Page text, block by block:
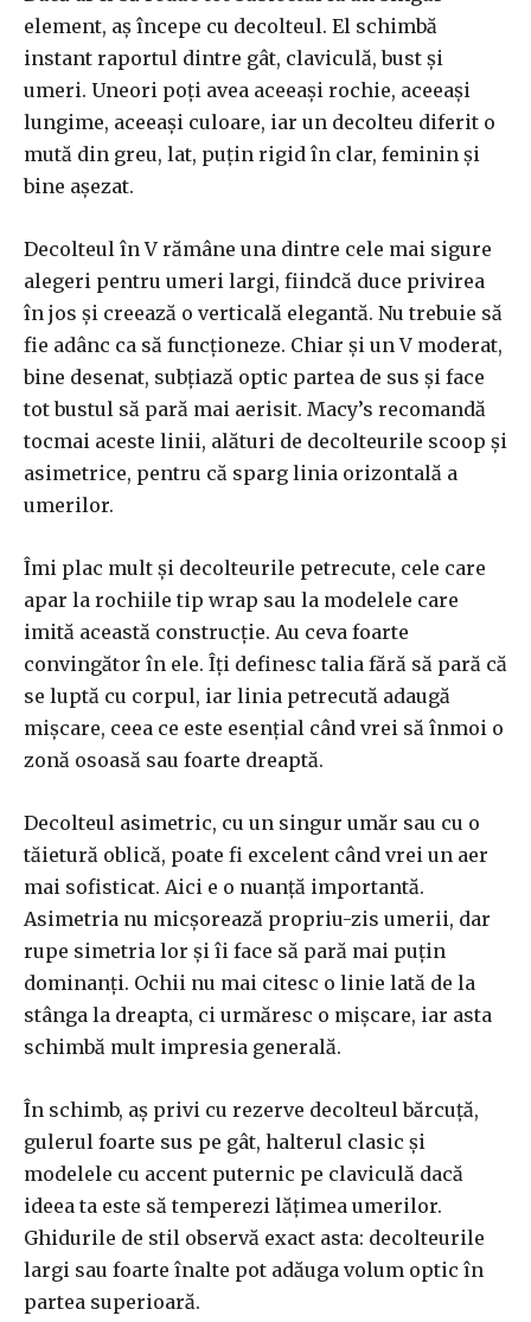
element, aș începe cu decolteul. El schimbă
instant raportul dintre gât, claviculă, bust și
umeri. Uneori poți avea aceeași rochie, aceeași
lungime, aceeași culoare, iar un decolteu diferit o
mută din greu, lat, puțin rigid în clar, feminin și
bine așezat.
Decolteul în V rămâne una dintre cele mai sigure
alegeri pentru umeri largi, fiindcă duce privirea
în jos și creează o verticală elegantă. Nu trebuie să
fie adânc ca să funcționeze. Chiar și un V moderat,
bine desenat, subțiază optic partea de sus și face
tot bustul să pară mai aerisit. Macy’s recomandă
tocmai aceste linii, alături de decolteurile scoop și
asimetrice, pentru că sparg linia orizontală a
umerilor.
Îmi plac mult și decolteurile petrecute, cele care
apar la rochiile tip wrap sau la modelele care
imită această construcție. Au ceva foarte
convingător în ele. Îți definesc talia fără să pară că
se luptă cu corpul, iar linia petrecută adaugă
mișcare, ceea ce este esențial când vrei să înmoi o
zonă osoasă sau foarte dreaptă.
Decolteul asimetric, cu un singur umăr sau cu o
tăietură oblică, poate fi excelent când vrei un aer
mai sofisticat. Aici e o nuanță importantă.
Asimetria nu micșorează propriu-zis umerii, dar
rupe simetria lor și îi face să pară mai puțin
dominanți. Ochii nu mai citesc o linie lată de la
stânga la dreapta, ci urmăresc o mișcare, iar asta
schimbă mult impresia generală.
În schimb, aș privi cu rezerve decolteul bărcuță,
gulerul foarte sus pe gât, halterul clasic și
modelele cu accent puternic pe claviculă dacă
ideea ta este să temperezi lățimea umerilor.
Ghidurile de stil observă exact asta: decolteurile
largi sau foarte înalte pot adăuga volum optic în
partea superioară.